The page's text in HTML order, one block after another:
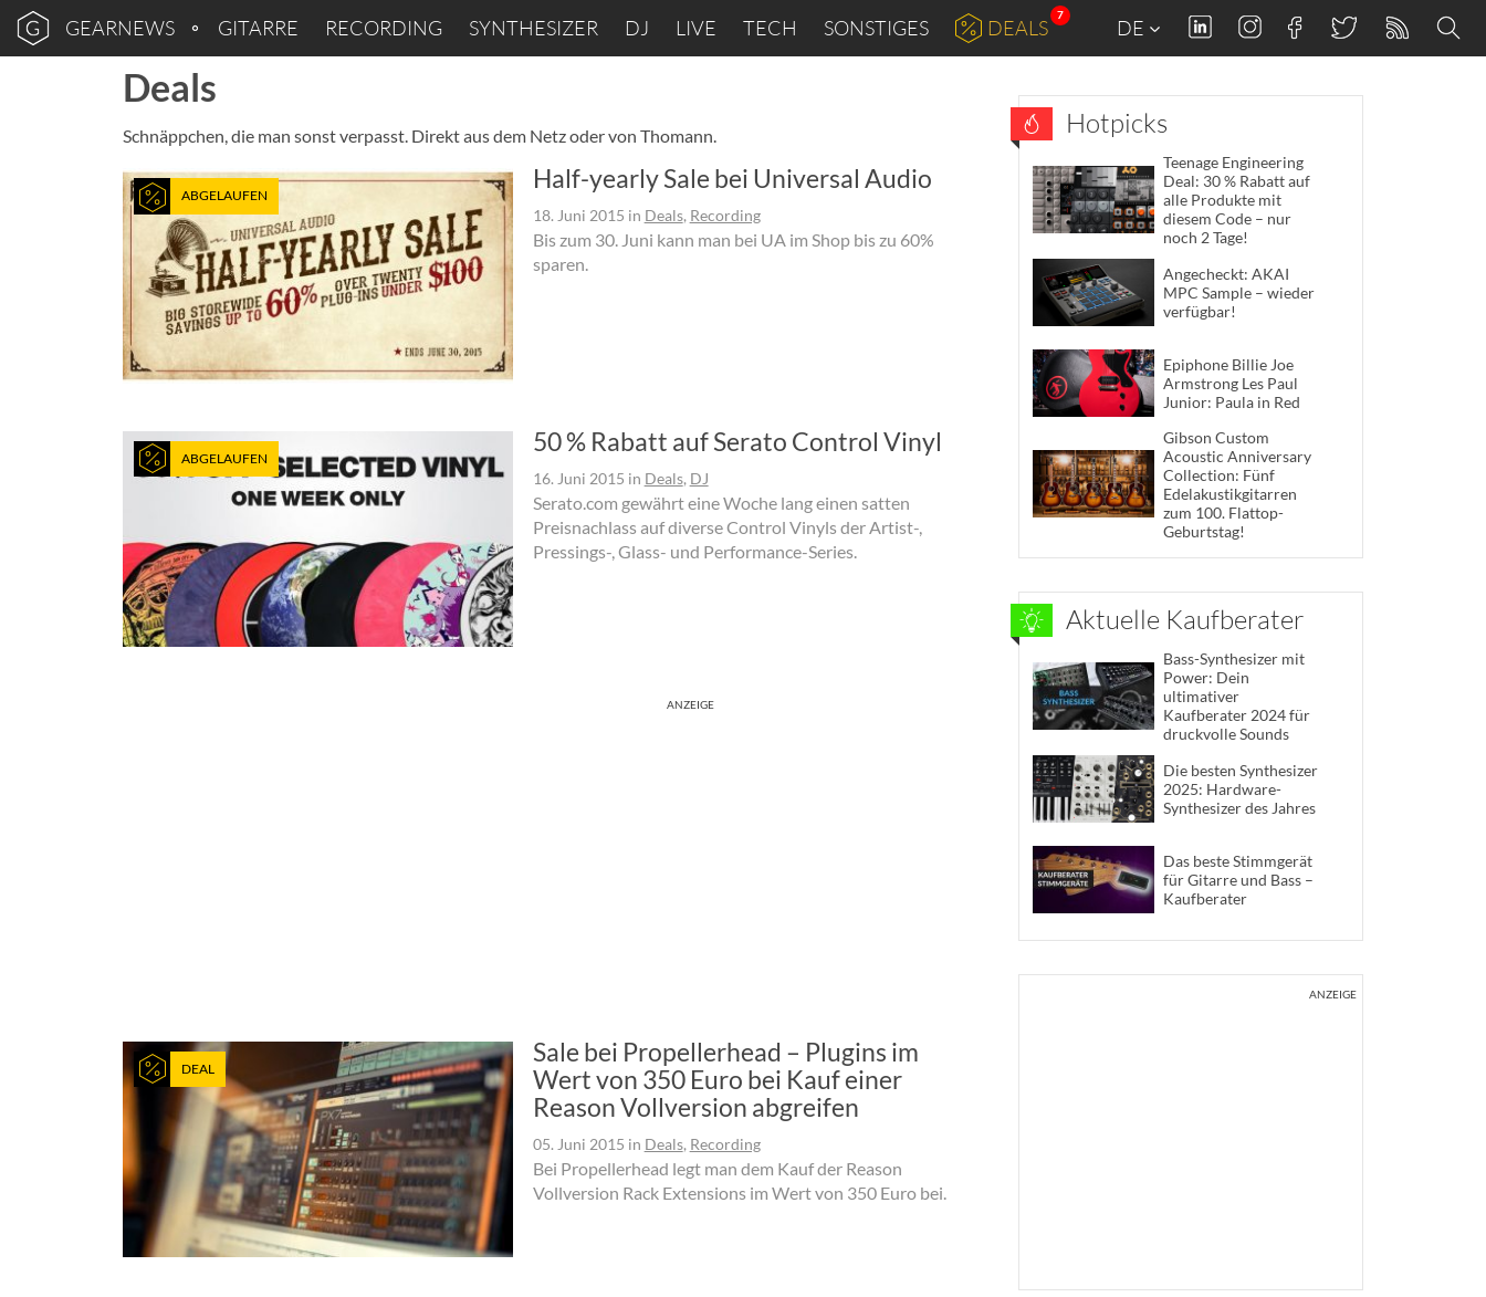
GEARNEWS GITARRE RECORDING SYNTHESIZER DJ LIVE TECH SONSTIGES DEALS
7
DE
Deals
Schnäppchen, die man sonst verpasst. Direkt aus dem Netz oder von Thomann.
ABGELAUFEN
Half-yearly Sale bei Universal Audio
18. Juni 2015 in Deals, Recording
Bis zum 30. Juni kann man bei UA im Shop bis zu 60%
sparen.
ABGELAUFEN
50 % Rabatt auf Serato Control Vinyl
16. Juni 2015 in Deals, DJ
Serato.com gewährt eine Woche lang einen satten
Preisnachlass auf diverse Control Vinyls der Artist-,
Pressings-, Glass- und Performance-Series.
ANZEIGE
DEAL
Sale bei Propellerhead – Plugins im
Wert von 350 Euro bei Kauf einer
Reason Vollversion abgreifen
05. Juni 2015 in Deals, Recording
Bei Propellerhead legt man dem Kauf der Reason
Vollversion Rack Extensions im Wert von 350 Euro bei.
Hotpicks
Teenage Engineering
Deal: 30 % Rabatt auf
alle Produkte mit
diesem Code – nur
noch 2 Tage!
Angecheckt: AKAI
MPC Sample – wieder
verfügbar!
Epiphone Billie Joe
Armstrong Les Paul
Junior: Paula in Red
Gibson Custom
Acoustic Anniversary
Collection: Fünf
Edelakustikgitarren
zum 100. Flattop-
Geburtstag!
Aktuelle Kaufberater
Bass-Synthesizer mit
Power: Dein
ultimativer
Kaufberater 2024 für
druckvolle Sounds
Die besten Synthesizer
2025: Hardware-
Synthesizer des Jahres
Das beste Stimmgerät
für Gitarre und Bass –
Kaufberater
ANZEIGE